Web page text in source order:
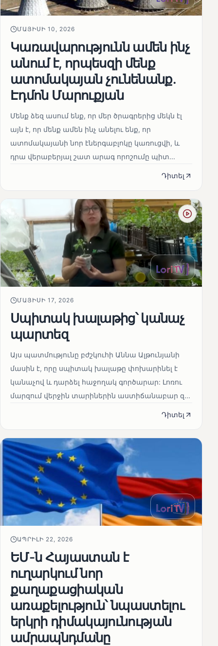
ՄԱՅԻՍԻ 10, 2026
Կառավարությունն ամեն ինչ
անում է, որպեսզի մենք
ատոմակայան չունենանք․
Էդմոն Մարուքյան
Մենք ձեզ ասում ենք, որ մեր ծրագրերից մեկն էլ
այն է, որ մենք ամեն ինչ անելու ենք, որ
ատոմակայանի նոր էներգաբլոկը կառուցվի, և
դրա վերաբերյալ շատ արագ որոշումը պիտ...
Դիտել
ՄԱՅԻՍԻ 17, 2026
Սպիտակ խալաթից՝ կանաչ
պարտեզ
Այս պատմությունը բժշկուհի Աննա Ալթունյանի
մասին է, որը սպիտակ խալաթը փոխարինել է
կանաչով և դարձել հաջողակ գործարար: Լոռու
մարզում վերջին տարիներին աստիճանաբար զ...
Դիտել
ԱՊՐԻԼԻ 22, 2026
ԵՄ-ն Հայաստան է
ուղարկում նոր
քաղաքացիական
առաքելություն՝ նպաստելու
երկրի դիմակայունության
ամրապնդմանը